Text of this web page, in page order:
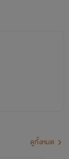
ดูทั้งหมด